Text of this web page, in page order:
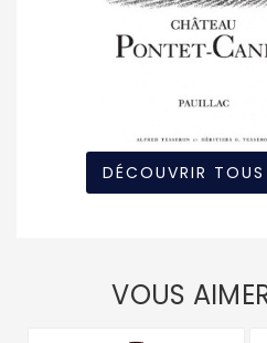
DÉCOUVRIR
VOUS